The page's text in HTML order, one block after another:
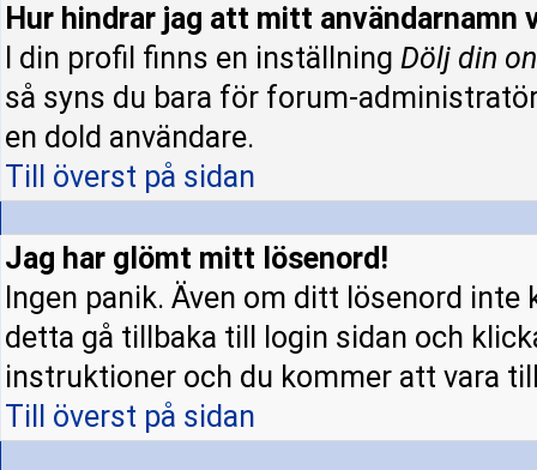
Hur hindrar jag att mitt användarnamn
I din profil finns en inställning Dölj din
så syns du bara för forum-
en dold användare.
Till överst på sidan
Jag har glömt mitt lösenord!
Ingen panik. Även om ditt lösenord
detta gå tillbaka till login sidan och
instruktioner och du kommer att vara
Till överst på sidan